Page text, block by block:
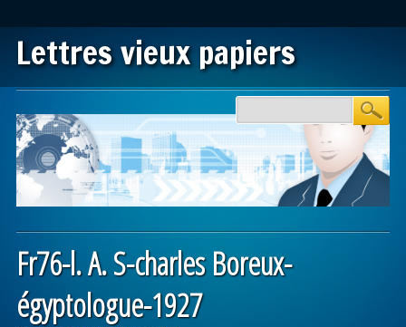
Lettres vieux papiers
Main menu
Fr76-l. A. S-charles Boreux-
égyptologue-1927